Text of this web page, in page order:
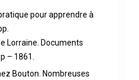
pour apprendre à
Lorraine. Documents
– 1861.
Bouton. Nombreuses